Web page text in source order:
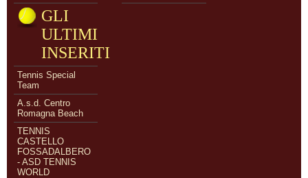
GLI
ULTIMI
INSERITI
Tennis Special
Team
A.s.d. Centro
Romagna Beach
TENNIS
CASTELLO
FOSSADALBERO
- ASD TENNIS
WORLD